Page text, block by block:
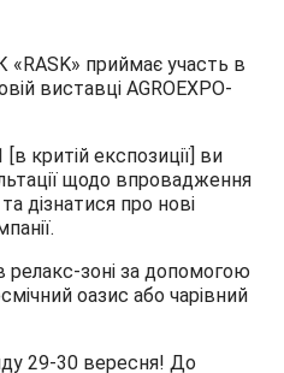
«RASK» приймає участь в
виставці AGROEXPO-
критій експозиції] ви
щодо впровадження
дізнатися про нові
зоні за допомогою
оазис або чарівний
29-30 вересня! До